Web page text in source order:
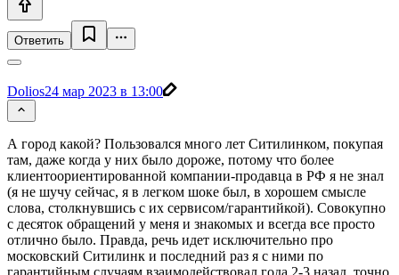
Ответить
Dolios24 мар 2023 в 13:00
А город какой? Пользовался много лет Ситилинком, покупая
там, даже когда у них было дороже, потому что более
клиентоориентированной компании-продавца в РФ я не знал
(я не шучу сейчас, я в легком шоке был, в хорошем смысле
слова, столкнувшись с их сервисом/гарантийкой). Совокупно
с десяток обращений у меня и знакомых и всегда все просто
отлично было. Правда, речь идет исключительно про
московский Ситилинк и последний раз я с ними по
гарантийным случаям взаимодействовал года 2-3 назад, точно